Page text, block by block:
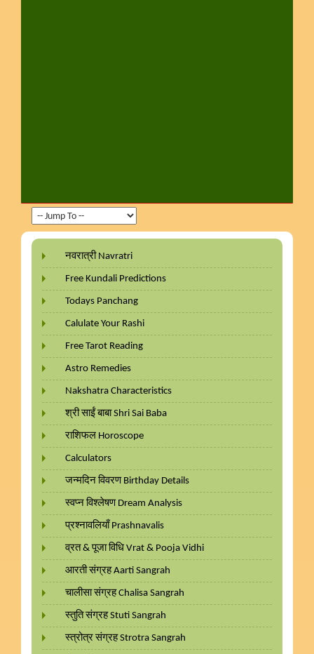
नवरात्री Navratri
Free Kundali Predictions
Todays Panchang
Calulate Your Rashi
Free Tarot Reading
Astro Remedies
Nakshatra Characteristics
श्री साईं बाबा Shri Sai Baba
राशिफल Horoscope
Calculators
जन्मदिन विवरण Birthday Details
स्वप्न विश्लेषण Dream Analysis
प्रश्नावलियाँ Prashnavalis
व्रत & पूजा विधि Vrat & Pooja Vidhi
आरती संग्रह Aarti Sangrah
चालीसा संग्रह Chalisa Sangrah
स्तुति संग्रह Stuti Sangrah
स्त्रोत्र संग्रह Strotra Sangrah